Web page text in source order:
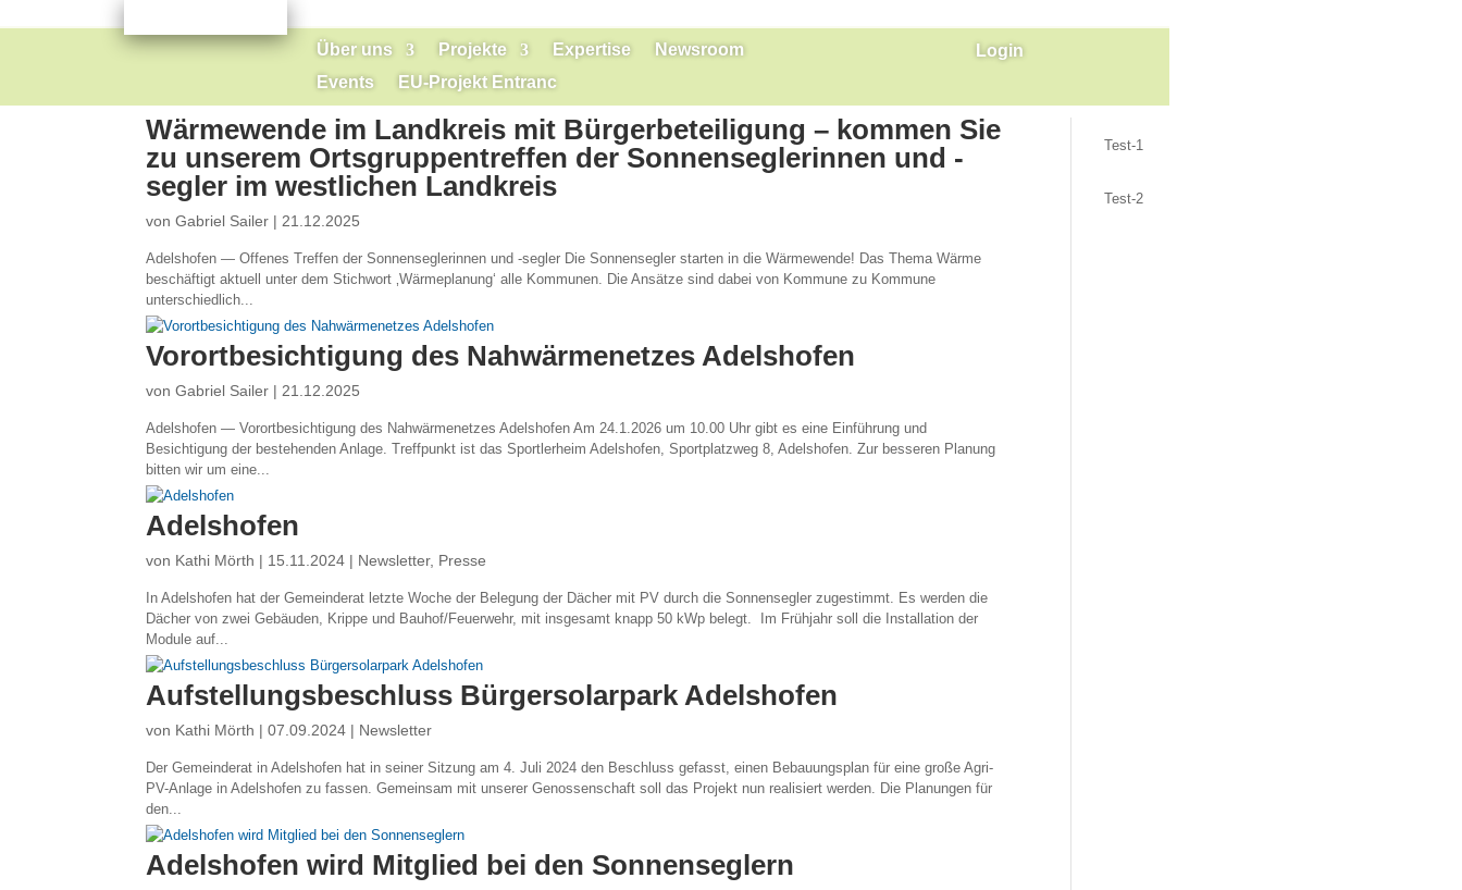
Über uns Projekte Expertise
Newsroom
Events
EU-Projekt Entranc
Login
Wärmewende im Landkreis mit Bürgerbeteiligung – kommen Sie
zu unserem Ortsgruppentreffen der Sonnenseglerinnen und -
segler im westlichen Landkreis
vonGabriel Sailer | 21.12.2025
Adelshofen — Offenes Treffen der Sonnenseglerinnen und -segler Die Sonnensegler starten in die Wärmewende! Das Thema Wärme
beschäftigt aktuell unter dem Stichwort ‚Wärmeplanung‘ alle Kommunen. Die Ansätze sind dabei von Kommune zu Kommune
unterschiedlich...
Vorortbesichtigung des Nahwärmenetzes Adelshofen
vonGabriel Sailer | 21.12.2025
Adelshofen — Vorortbesichtigung des Nahwärmenetzes Adelshofen Am 24.1.2026 um 10.00 Uhr gibt es eine Einführung und
Besichtigung der bestehenden Anlage. Treffpunkt ist das Sportlerheim Adelshofen, Sportplatzweg 8, Adelshofen. Zur besseren Planung
bitten wir um eine...
Adelshofen
von Kathi Mörth | 15.11.2024 | Newsletter, Presse
In Adelshofen hat der Gemeinderat letzte Woche der Belegung der Dächer mit PV durch die Sonnensegler zugestimmt. Es werden die
Dächer von zwei Gebäuden, Krippe und Bauhof/Feuerwehr, mit insgesamt knapp 50 kWp belegt. Im Frühjahr soll die Installation der
Module auf...
Aufstellungsbeschluss Bürgersolarpark Adelshofen
von Kathi Mörth |07.09.2024 | Newsletter
Der Gemeinderat in Adelshofen hat in seiner Sitzung am 4. Juli 2024 den Beschluss gefasst, einen Bebauungsplan für eine große Agri-
PV-Anlage in Adelshofen zu fassen. Gemeinsam mit unserer Genossenschaft soll das Projekt nun realisiert werden. Die Planungen für
den...
Adelshofen wird Mitglied bei den Sonnenseglern
Test-1
Test-2